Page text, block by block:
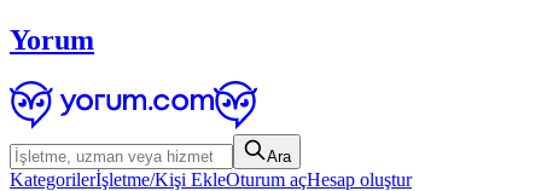
Yorum
Ara
Kategorilerİşletme/Kişi EkleOturum açHesap oluştur